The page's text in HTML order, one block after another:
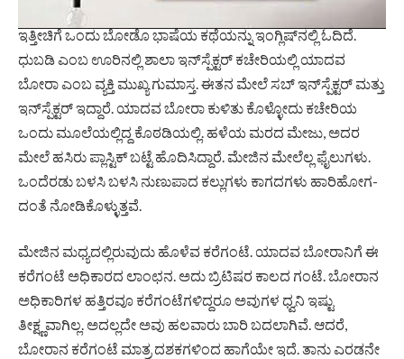
ಇತ್ತೀಚಿಗೆ ಒಂದು ಬೋಡೊ ಭಾಷೆಯ ಕಥೆಯನ್ನು ಇಂಗ್ಲಿಷ್‌ನಲ್ಲಿ ಓದಿದೆ.
ಧುಬಡಿ ಎಂಬ ಊರಿನಲ್ಲಿ ಶಾಲಾ ಇನ್‌ಸ್ಪೆಕ್ಟರ್‌ ಕಚೇರಿಯಲ್ಲಿ ಯಾದವ
ಬೋರಾ ಎಂಬ ವ್ಯಕ್ತಿ ಮುಖ್ಯ ಗುಮಾಸ್ತ. ಈತನ ಮೇಲೆ ಸಬ್‍ ಇನ್‌ಸ್ಪೆಕ್ಟರ್‌ ಮತ್ತು
ಇನ್‌ಸ್ಪೆಕ್ಟರ್‌ ಇದ್ದಾರೆ. ಯಾದವ ಬೋರಾ ಕುಳಿತು ಕೊಳ್ಳೋದು ಕಚೇರಿಯ
ಒಂದು ಮೂಲೆಯಲ್ಲಿದ್ದ ಕೊಠಡಿಯಲ್ಲಿ. ಹಳೆಯ ಮರದ ಮೇಜು, ಅದರ
ಮೇಲೆ ಹಸಿರು ಪ್ಲಾಸ್ಟಿಕ್ ಬಟ್ಟೆ ಹೊದಿಸಿದ್ದಾರೆ. ಮೇಜಿನ ಮೇಲೆಲ್ಲ ಫೈಲುಗಳು.
ಒಂದೆರಡು ಬಳಸಿ ಬಳಸಿ ನುಣುಪಾದ ಕಲ್ಲುಗಳು ಕಾಗದಗಳು ಹಾರಿ­ಹೋಗ­
ದಂತೆ ನೋಡಿಕೊಳ್ಳುತ್ತವೆ.
ಮೇಜಿನ ಮಧ್ಯದಲ್ಲಿರುವುದು ಹೊಳೆವ ಕರೆಗಂಟೆ. ಯಾದವ ಬೋರಾನಿಗೆ ಈ
ಕರೆಗಂಟೆ ಅಧಿಕಾರದ ಲಾಂಛನ. ಅದು ಬ್ರಿಟಿಷರ ಕಾಲದ ಗಂಟೆ. ಬೋರಾನ
ಅಧಿಕಾರಿಗಳ ಹತ್ತಿರವೂ ಕರೆಗಂಟೆ­ಗಳಿದ್ದರೂ ಅವುಗಳ ಧ್ವನಿ ಇಷ್ಟು
ತೀಕ್ಷ್ಣವಾಗಿಲ್ಲ. ಅದಲ್ಲದೇ ಅವು ಹಲ­ವಾರು ಬಾರಿ ಬದಲಾಗಿವೆ. ಆದರೆ,
ಬೋರಾನ ಕರೆಗಂಟೆ ಮಾತ್ರ ದಶಕ­ಗಳಿಂದ ಹಾಗೆಯೇ ಇದೆ. ತಾನು ಎರಡನೇ